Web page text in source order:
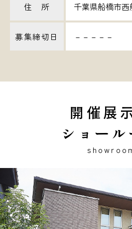
住 所 千葉県船橋市西
募集締切日 －－－－－
開催展
ショール